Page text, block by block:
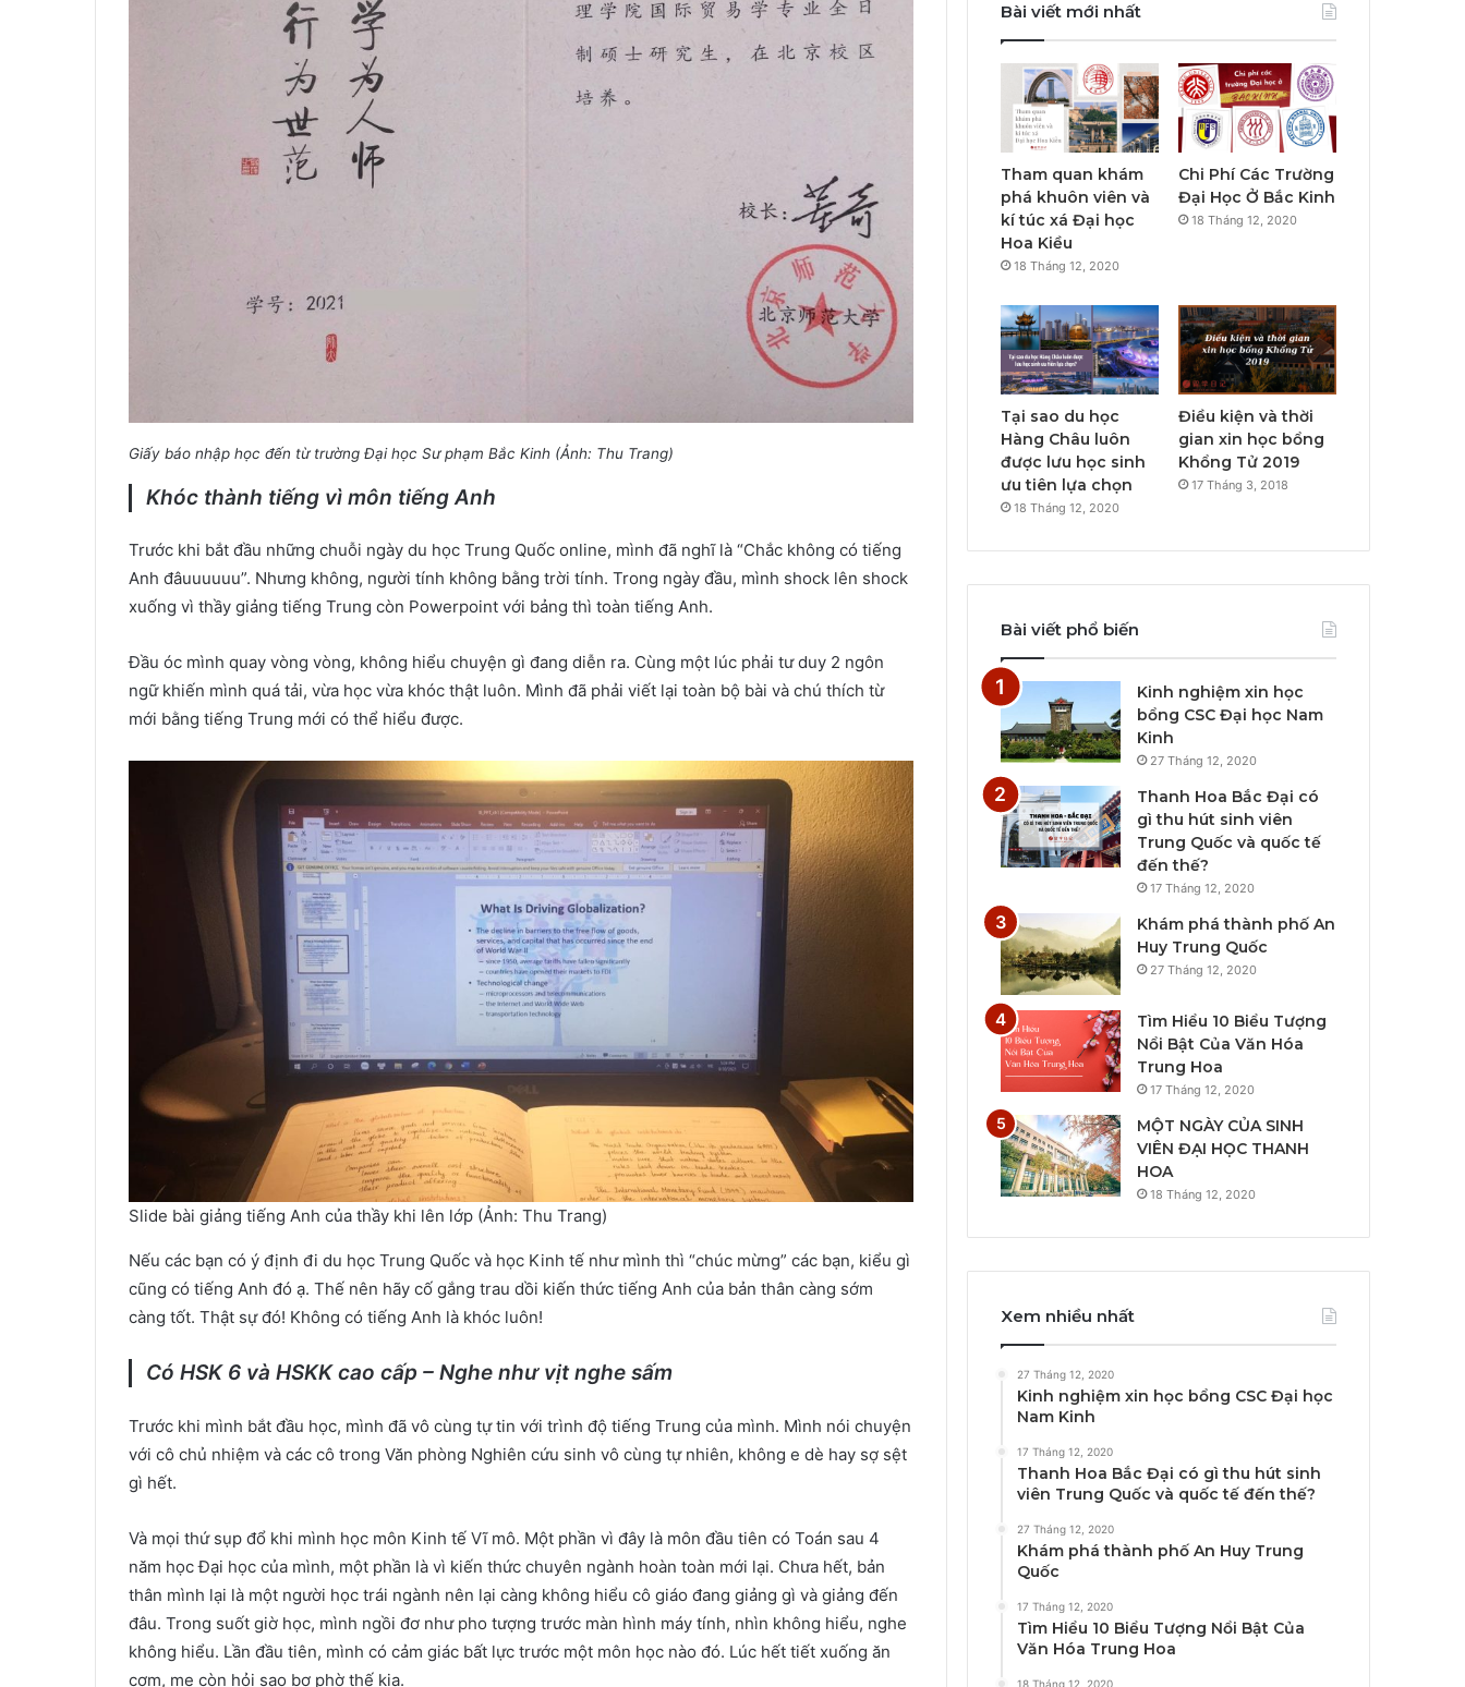
Giấy báo nhập học đến từ trường Đại học Sư phạm Bắc Kinh (Ảnh: Thu Trang)
Khóc thành tiếng vì môn tiếng Anh
Trước khi bắt đầu những chuỗi ngày du học Trung Quốc online, mình đã nghĩ là “Chắc không có tiếng
Anh đâuuuuuu”. Nhưng không, người tính không bằng trời tính. Trong ngày đầu, mình shock lên shock
xuống vì thầy giảng tiếng Trung còn Powerpoint với bảng thì toàn tiếng Anh.
Đầu óc mình quay vòng vòng, không hiểu chuyện gì đang diễn ra. Cùng một lúc phải tư duy 2 ngôn
ngữ khiến mình quá tải, vừa học vừa khóc thật luôn. Mình đã phải viết lại toàn bộ bài và chú thích từ
mới bằng tiếng Trung mới có thể hiểu được.
Slide bài giảng tiếng Anh của thầy khi lên lớp (Ảnh: Thu Trang)
Nếu các bạn có ý định đi du học Trung Quốc và học Kinh tế như mình thì “chúc mừng” các bạn, kiểu gì
cũng có tiếng Anh đó ạ. Thế nên hãy cố gắng trau dồi kiến thức tiếng Anh của bản thân càng sớm
càng tốt. Thật sự đó! Không có tiếng Anh là khóc luôn!
Có HSK 6 và HSKK cao cấp – Nghe như vịt nghe sấm
Trước khi mình bắt đầu học, mình đã vô cùng tự tin với trình độ tiếng Trung của mình. Mình nói chuyện
với cô chủ nhiệm và các cô trong Văn phòng Nghiên cứu sinh vô cùng tự nhiên, không e dè hay sợ sệt
gì hết.
Và mọi thứ sụp đổ khi mình học môn Kinh tế Vĩ mô. Một phần vì đây là môn đầu tiên có Toán sau 4
năm học Đại học của mình, một phần là vì kiến thức chuyên ngành hoàn toàn mới lại. Chưa hết, bản
thân mình lại là một người học trái ngành nên lại càng không hiểu cô giáo đang giảng gì và giảng đến
đâu. Trong suốt giờ học, mình ngồi đơ như pho tượng trước màn hình máy tính, nhìn không hiểu, nghe
không hiểu. Lần đầu tiên, mình có cảm giác bất lực trước một môn học nào đó. Lúc hết tiết xuống ăn
cơm, mẹ còn hỏi sao bơ phờ thế kia.
Bài viết mới nhất
Tham quan khám
phá khuôn viên và
kí túc xá Đại học
Hoa Kiều
18 Tháng 12, 2020
Chi Phí Các Trường
Đại Học Ở Bắc Kinh
18 Tháng 12, 2020
Tại sao du học
Hàng Châu luôn
được lưu học sinh
ưu tiên lựa chọn
18 Tháng 12, 2020
Điều kiện và thời
gian xin học bổng
Khổng Tử 2019
17 Tháng 3, 2018
Bài viết phổ biến
Kinh nghiệm xin học
bổng CSC Đại học Nam
Kinh
27 Tháng 12, 2020
Thanh Hoa Bắc Đại có
gì thu hút sinh viên
Trung Quốc và quốc tế
đến thế?
17 Tháng 12, 2020
Khám phá thành phố An
Huy Trung Quốc
27 Tháng 12, 2020
Tìm Hiểu 10 Biểu Tượng
Nổi Bật Của Văn Hóa
Trung Hoa
17 Tháng 12, 2020
MỘT NGÀY CỦA SINH
VIÊN ĐẠI HỌC THANH
HOA
18 Tháng 12, 2020
Xem nhiều nhất
27 Tháng 12, 2020
Kinh nghiệm xin học bổng CSC Đại học
Nam Kinh
17 Tháng 12, 2020
Thanh Hoa Bắc Đại có gì thu hút sinh
viên Trung Quốc và quốc tế đến thế?
27 Tháng 12, 2020
Khám phá thành phố An Huy Trung
Quốc
17 Tháng 12, 2020
Tìm Hiểu 10 Biểu Tượng Nổi Bật Của
Văn Hóa Trung Hoa
18 Tháng 12, 2020